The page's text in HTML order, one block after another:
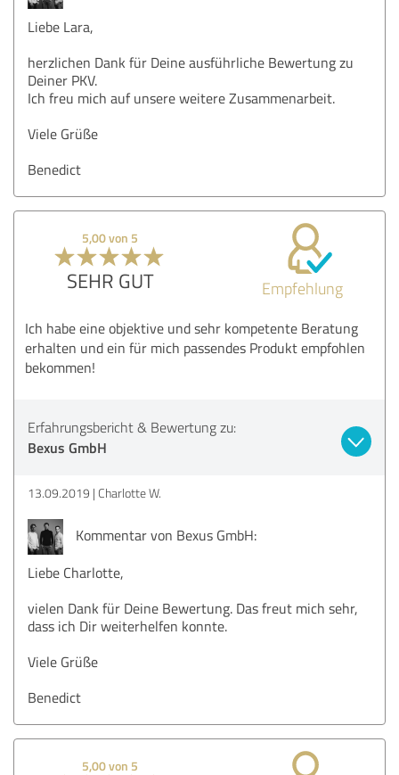
Liebe Lara,
herzlichen Dank für Deine ausführliche Bewertung zu
Deiner PKV.
Ich freu mich auf unsere weitere Zusammenarbeit.
Viele Grüße
Benedict
5,00 von 5
SEHR GUT Empfehlung
Ich habe eine objektive und sehr kompetente Beratung
erhalten und ein für mich passendes Produkt empfohlen
bekommen!
Erfahrungsbericht & Bewertung zu:
Bexus GmbH
13.09.2019 Charlotte W.
Kommentar von Bexus GmbH:
Liebe Charlotte,
vielen Dank für Deine Bewertung. Das freut mich sehr,
dass ich Dir weiterhelfen konnte.
Viele Grüße
Benedict
5,00 von 5